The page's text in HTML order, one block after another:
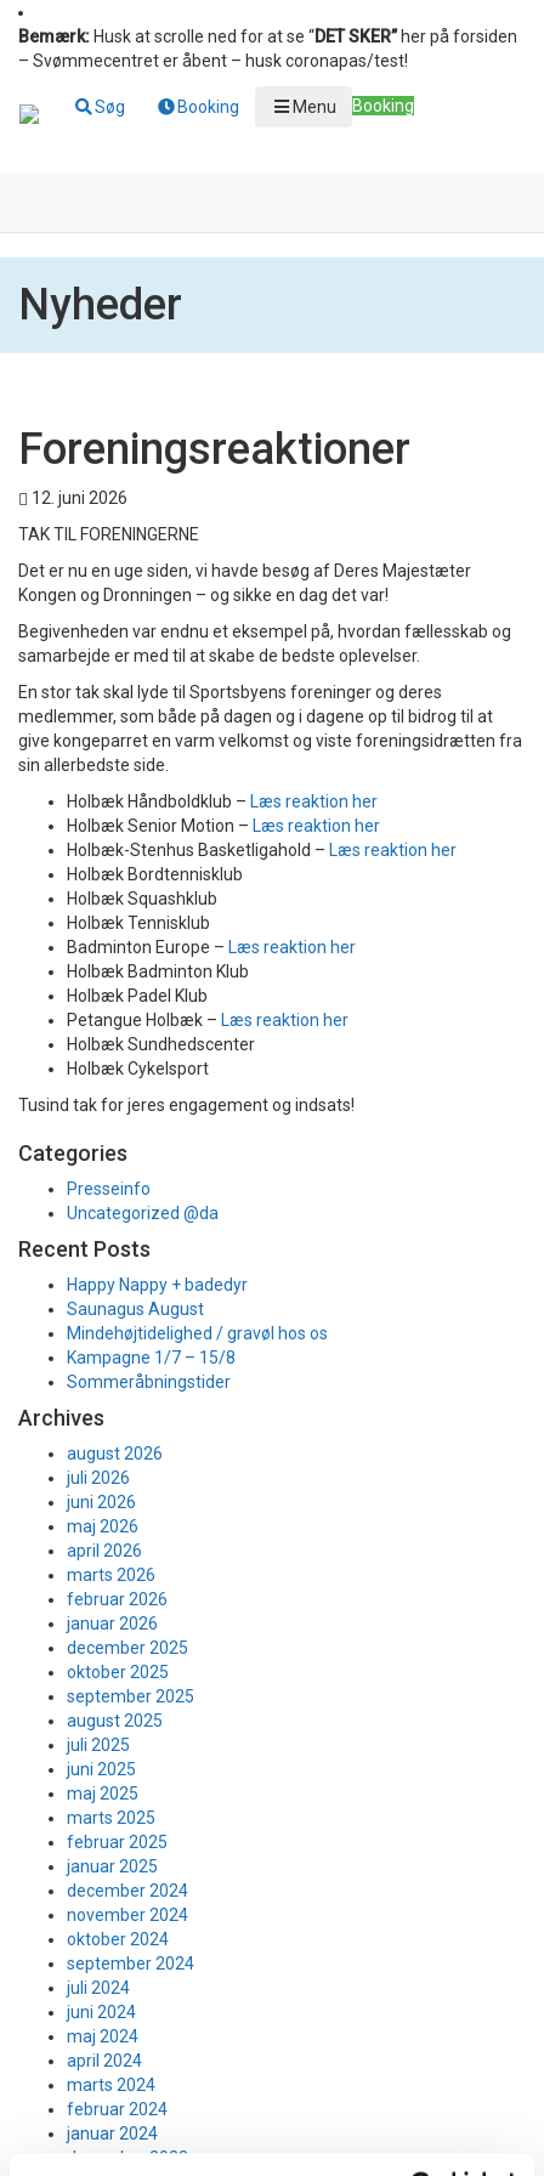
Bemærk: Husk at scrolle ned for at se “DET SKER”her på forsiden
– Svømmecentret er åbent – husk coronapas/test!
Søg Booking Menu Booking
Nyheder
Foreningsreaktioner
12. juni 2026
TAK TIL FORENINGERNE
Det er nu en uge siden, vi havde besøg af Deres Majestæter
Kongen og Dronningen – og sikke en dag det var!
Begivenheden var endnu et eksempel på, hvordan fællesskab og
samarbejde er med til at skabe de bedste oplevelser.
En stor tak skal lyde til Sportsbyens foreninger og deres
medlemmer, som både på dagen og i dagene op til bidrog til at
give kongeparret en varm velkomst og viste foreningsidrætten fra
sin allerbedste side.
Holbæk Håndboldklub – Læs reaktion her
Holbæk Senior Motion – Læs reaktion her
Holbæk-Stenhus Basketligahold – Læs reaktion her
Holbæk Bordtennisklub
Holbæk Squashklub
Holbæk Tennisklub
Badminton Europe – Læs reaktion her
Holbæk Badminton Klub
Holbæk Padel Klub
Petangue Holbæk – Læs reaktion her
Holbæk Sundhedscenter
Holbæk Cykelsport
Tusind tak for jeres engagement og indsats!
Categories
Presseinfo
Uncategorized @da
Recent Posts
Happy Nappy + badedyr
Saunagus August
Mindehøjtidelighed / gravøl hos os
Kampagne 1/7 – 15/8
Sommeråbningstider
Archives
august 2026
juli 2026
juni 2026
maj 2026
april 2026
marts 2026
februar 2026
januar 2026
december 2025
oktober 2025
september 2025
august 2025
juli 2025
juni 2025
maj 2025
marts 2025
februar 2025
januar 2025
december 2024
november 2024
oktober 2024
september 2024
juli 2024
juni 2024
maj 2024
april 2024
marts 2024
februar 2024
januar 2024
december 2023